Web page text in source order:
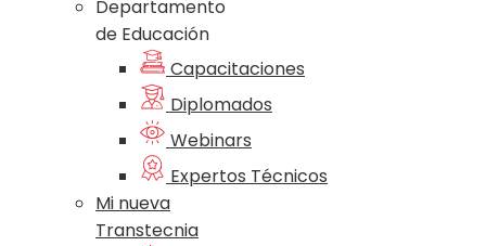
Departamento
de Educación
Capacitaciones
Diplomados
Webinars
Expertos Técnicos
Mi nueva
Transtecnia